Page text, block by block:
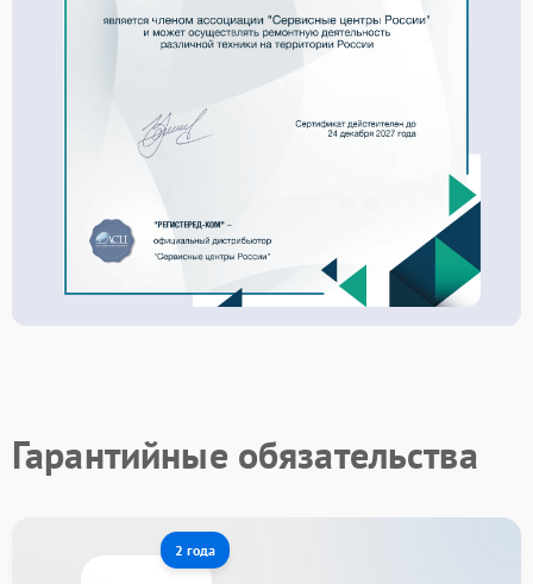
Гарантийные обязательства
2 года